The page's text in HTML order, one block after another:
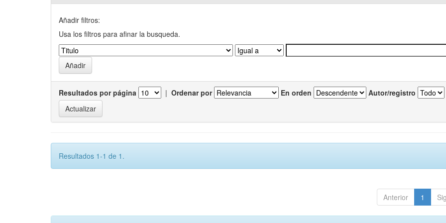
Añadir filtros:
Usa los filtros para afinar la busqueda.
Resultados por página | Ordenar por En orden Autor/registro
Resultados 1-1 de 1.
Anterior 1